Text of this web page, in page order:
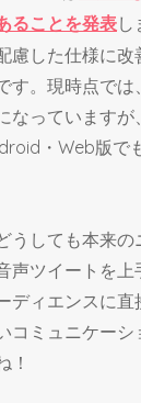
ることを発表
慮した仕様に改
す。現時点では
なっています
・Web版で
うしても本来の
声ツイートを上
ディエンスに直
コミュニケーシ
！